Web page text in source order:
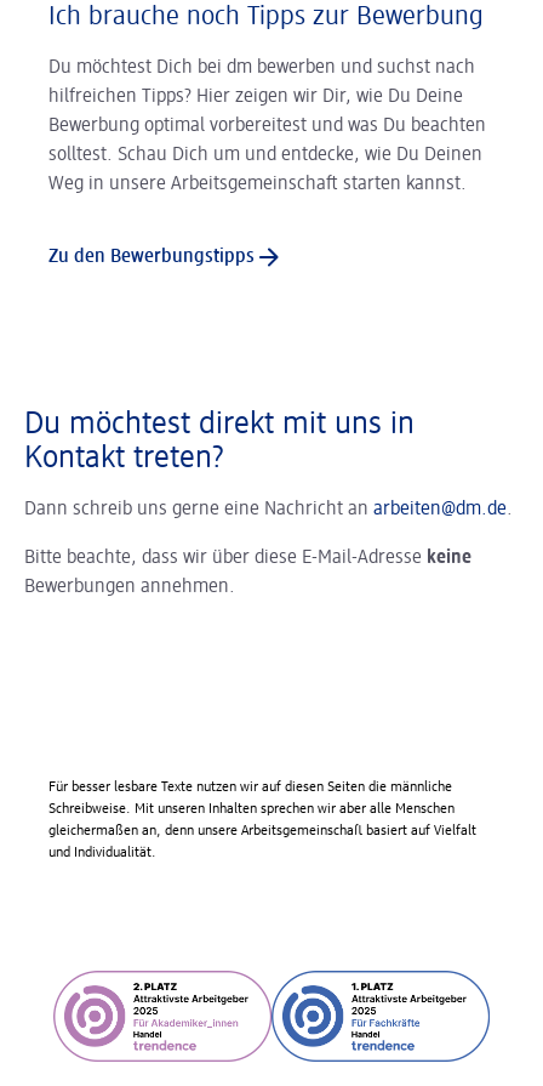
Ich brauche noch Tipps zur Bewerbung
Du möchtest Dich bei dm bewerben und suchst nach
hilfreichen Tipps? Hier zeigen wir Dir, wie Du Deine
Bewerbung optimal vorbereitest und was Du beachten
solltest. Schau Dich um und entdecke, wie Du Deinen
Weg in unsere Arbeitsgemeinschaft starten kannst.
Zu den Bewerbungstipps
Du möchtest direkt mit uns in
Kontakt treten?
Dann schreib uns gerne eine Nachricht an arbeiten@dm.de.
Bitte beachte, dass wir über diese E-Mail-Adresse keine
Bewerbungen annehmen.
Für besser lesbare Texte nutzen wir auf diesen Seiten die männliche
Schreibweise. Mit unseren Inhalten sprechen wir aber alle Menschen
gleichermaßen an, denn unsere Arbeitsgemeinschaft basiert auf Vielfalt
und Individualität.